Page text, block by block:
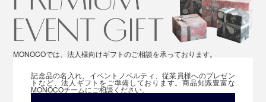
MONOCOでは、法人様向けギフトのご相談を承っております。
記念品の名入れ、イベントノベルティ、従業員様へのプレゼン
トなど、法人ギフトをご準備しております。商品知識豊富な
MONOCOチームにご相談ください。